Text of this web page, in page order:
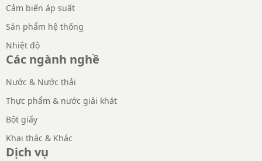
Cảm biến áp suất
Sản phẩm hệ thống
Nhiệt độ
Các ngành nghề
Nước & Nước thải
Thực phẩm & nước giải khát
Bột giấy
Khai thác & Khác
Dịch vụ